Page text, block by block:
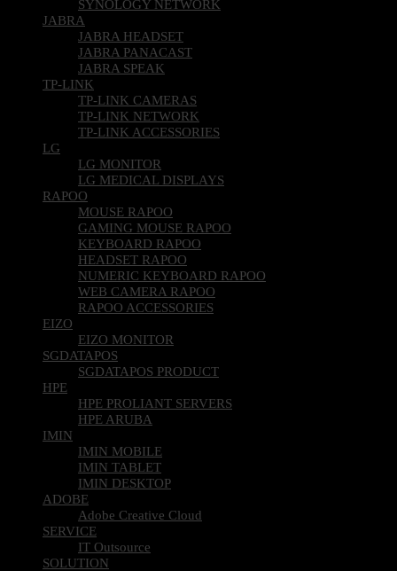
SYNOLOGY NETWORK
JABRA
JABRA HEADSET
JABRA PANACAST
JABRA SPEAK
TP-LINK
TP-LINK CAMERAS
TP-LINK NETWORK
TP-LINK ACCESSORIES
LG
LG MONITOR
LG MEDICAL DISPLAYS
RAPOO
MOUSE RAPOO
GAMING MOUSE RAPOO
KEYBOARD RAPOO
HEADSET RAPOO
NUMERIC KEYBOARD RAPOO
WEB CAMERA RAPOO
RAPOO ACCESSORIES
EIZO
EIZO MONITOR
SGDATAPOS
SGDATAPOS PRODUCT
HPE
HPE PROLIANT SERVERS
HPE ARUBA
IMIN
IMIN MOBILE
IMIN TABLET
IMIN DESKTOP
ADOBE
Adobe Creative Cloud
SERVICE
IT Outsource
SOLUTION